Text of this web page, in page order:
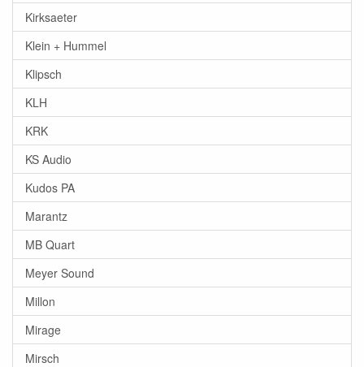
Kirksaeter
Klein + Hummel
Klipsch
KLH
KRK
KS Audio
Kudos PA
Marantz
MB Quart
Meyer Sound
Millon
Mirage
Mirsch